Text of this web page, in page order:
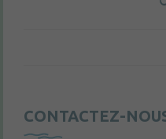
CONTACTEZ-